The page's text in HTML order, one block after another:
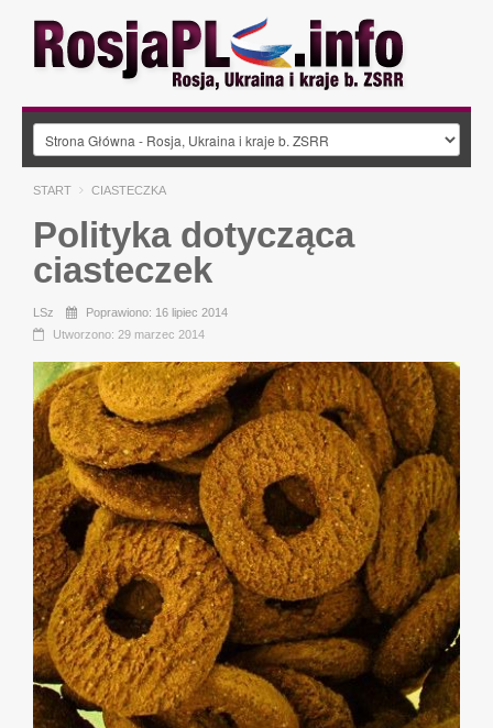
START CIASTECZKA
Polityka dotycząca
ciasteczek
LSz
Poprawiono: 16 lipiec 2014
Utworzono: 29 marzec 2014